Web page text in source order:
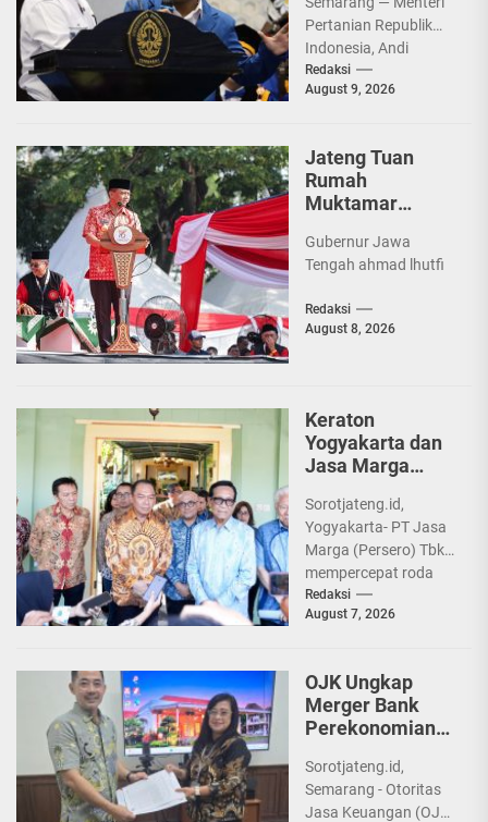
Pertanian
Amran Sulaiman
Kobarkan
Semangat
Diponegoro
Pertanian Republik
Indonesia, Andi
Amran Sulaiman,
membakar semangat
Universitas
Diponegoro (UNDIP).
Di...
Redaksi
August 9, 2026
Jateng Tuan
Rumah
Muktamar
Ahmad Luthfi
Dorong Pencak
Penguat
Persatuan
Gubernur Jawa
Tengah ahmad lhutfi
Redaksi
August 8, 2026
Keraton
Yogyakarta dan
Jasa Marga
Akses Bokoharjo
Sorotjateng.id,
Yogyakarta- PT Jasa
Marga (Persero) Tbk
mempercepat roda
investasi infrastruktur
di wilayah Provinsi
Melalui sinergi...
Redaksi
August 7, 2026
OJK Ungkap
Merger Bank
Perekonomian
Provinsi Jawa
Tengah
Sorotjateng.id,
Semarang - Otoritas
Jasa Keuangan (OJK)